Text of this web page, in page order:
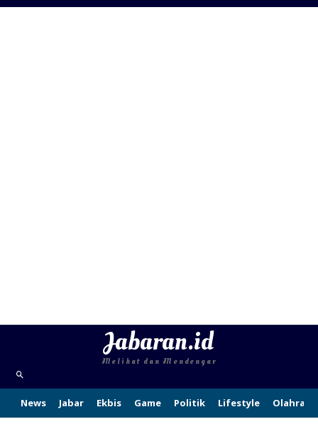
Jabaran.id
Melihat dan Mendengar
News Jabar Ekbis Game Politik Lifestyle Olahraga